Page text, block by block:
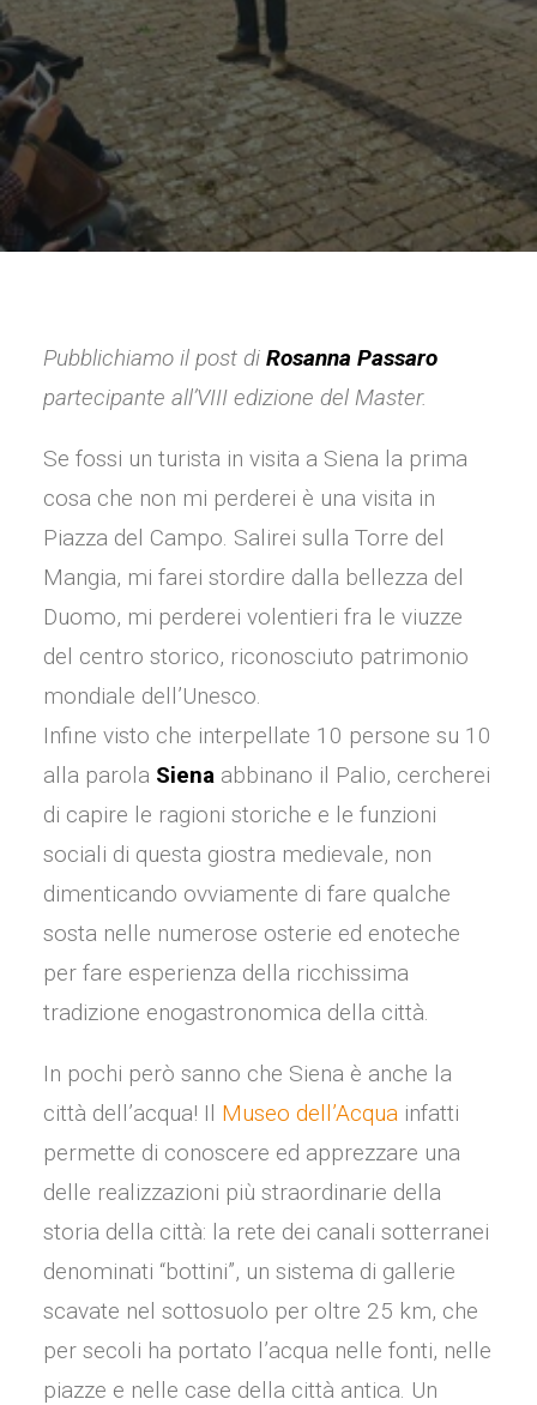
Pubblichiamo il post di Rosanna Passaro
partecipante all’VIII edizione del Master.
Se fossi un turista in visita a Siena la prima
cosa che non mi perderei è una visita in
Piazza del Campo. Salirei sulla Torre del
Mangia, mi farei stordire dalla bellezza del
Duomo, mi perderei volentieri fra le viuzze
del centro storico, riconosciuto patrimonio
mondiale dell’Unesco.
Infine visto che interpellate 10 persone su 10
alla parola Siena abbinano il Palio, cercherei
di capire le ragioni storiche e le funzioni
sociali di questa giostra medievale, non
dimenticando ovviamente di fare qualche
sosta nelle numerose osterie ed enoteche
per fare esperienza della ricchissima
tradizione enogastronomica della città.
In pochi però sanno che Siena è anche la
città dell’acqua! Il Museo dell’Acqua infatti
permette di conoscere ed apprezzare una
delle realizzazioni più straordinarie della
storia della città: la rete dei canali sotterranei
denominati “bottini”, un sistema di gallerie
scavate nel sottosuolo per oltre 25 km, che
per secoli ha portato l’acqua nelle fonti, nelle
piazze e nelle case della città antica. Un